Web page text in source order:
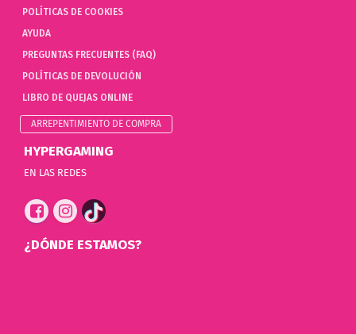
POLÍTICAS DE COOKIES
AYUDA
PREGUNTAS FRECUENTES (FAQ)
POLÍTICAS DE DEVOLUCIÓN
LIBRO DE QUEJAS ONLINE
ARREPENTIMIENTO DE COMPRA
HYPERGAMING
EN LAS REDES
¿DÓNDE ESTAMOS?